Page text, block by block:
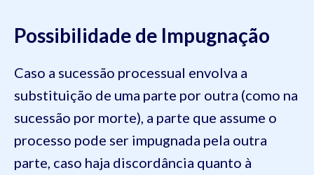
Possibilidade de Impugnação
Caso a sucessão processual envolva a
substituição de uma parte por outra (como na
sucessão por morte), a parte que assume o
processo pode ser impugnada pela outra
parte, caso haja discordância quanto à